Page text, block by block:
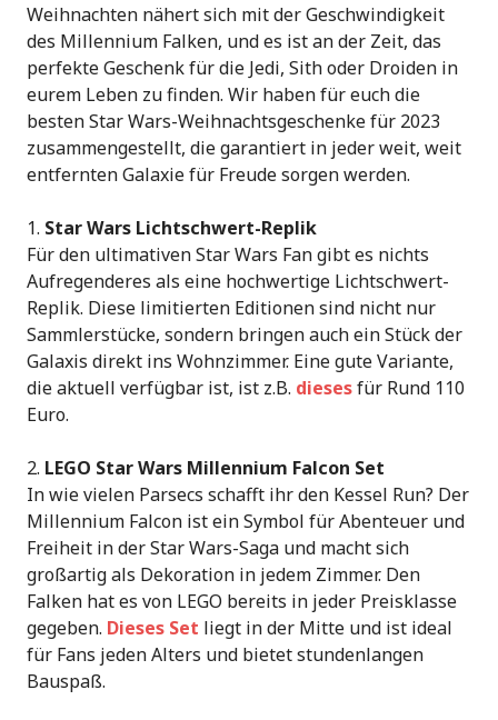
Weihnachten nähert sich mit der Geschwindigkeit
des Millennium Falken, und es ist an der Zeit, das
perfekte Geschenk für die Jedi, Sith oder Droiden in
eurem Leben zu finden. Wir haben für euch die
besten Star Wars-Weihnachtsgeschenke für 2023
zusammengestellt, die garantiert in jeder weit, weit
entfernten Galaxie für Freude sorgen werden.
Star Wars Lichtschwert-Replik
Für den ultimativen Star Wars Fan gibt es nichts
Aufregenderes als eine hochwertige Lichtschwert-
Replik. Diese limitierten Editionen sind nicht nur
Sammlerstücke, sondern bringen auch ein Stück der
Galaxis direkt ins Wohnzimmer. Eine gute Variante,
die aktuell verfügbar ist, ist z.B. diesesfür Rund 110
Euro.
LEGO Star Wars Millennium Falcon Set
In wie vielen Parsecs schafft ihr den Kessel Run? Der
Millennium Falcon ist ein Symbol für Abenteuer und
Freiheit in der Star Wars-Saga und macht sich
großartig als Dekoration in jedem Zimmer. Den
Falken hat es von LEGO bereits in jeder Preisklasse
gegeben. Dieses Set liegt in der Mitte und ist ideal
für Fans jeden Alters und bietet stundenlangen
Bauspaß.